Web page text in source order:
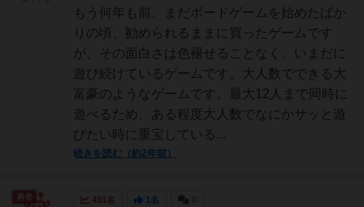
もう何年も前、まだボードゲームを始めたばか
りの頃、勧められるままに買ったゲームです
が、その面白さは色褪せることなく、いまだに
遊び続けているゲームです。大人数でできる大
富豪のようなゲームです。最大12人まで同時に
遊べるため、ある程度大人数でなにかサッと遊
びたい時に重宝している...
続きを読む（約2年前）
491名 1名
勇者